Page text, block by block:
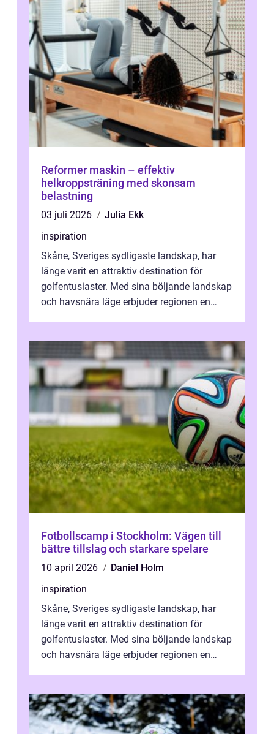
Reformer maskin – effektiv
helkroppsträning med skonsam
belastning
03 juli 2026
Julia Ekk
inspiration
Skåne, Sveriges sydligaste landskap, har
länge varit en attraktiv destination för
golfentusiaster. Med sina böljande landskap
och havsnära läge erbjuder regionen en
Fotbollscamp i Stockholm: Vägen till
bättre tillslag och starkare spelare
10 april 2026
Daniel Holm
inspiration
Skåne, Sveriges sydligaste landskap, har
länge varit en attraktiv destination för
golfentusiaster. Med sina böljande landskap
och havsnära läge erbjuder regionen en